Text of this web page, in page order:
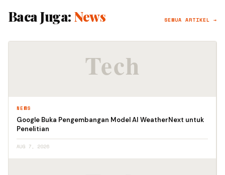
Baca Juga: News SEMUA ARTIKEL →
NEWS
Google Buka Pengembangan Model AI WeatherNext untuk
Penelitian
AUG 7, 2026